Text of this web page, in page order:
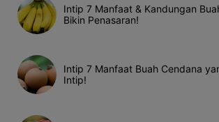
Intip 7 Manfaat & Kandungan
Bikin Penasaran!
Intip 7 Manfaat Buah Cendana
Intip!